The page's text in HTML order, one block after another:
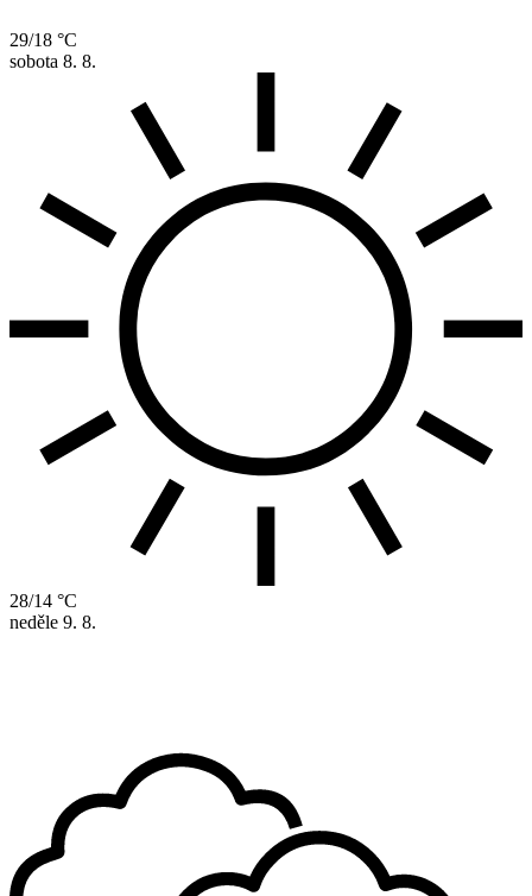
29/18 °C
sobota 8. 8.
28/14 °C
neděle 9. 8.